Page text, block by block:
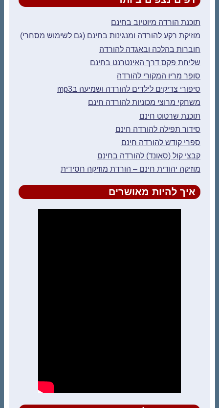
תוכנת הורדה מיוטיוב בחינם
מוזיקת רקע להורדה ומנגינות בחינם (גם לשימוש מסחרי)
חוברות בהלכה ובאגדה להורדה
שליחת פקס דרך האינטרנט בחינם
סופר מריו המקורי להורדה
סיפורי צדיקים לילדים להורדה ושמיעה בmp3
משחקי מרוצי מכוניות להורדה חינם
תוכנת שרטוט חינם
סידור תפילה להורדה חינם
ספרי קודש להורדה חינם
קבצי קול (סאונד) להורדה בחינם
מוזיקה יהודית חינם – הורדת מוזיקה חסידית
איך להיות מאושרים